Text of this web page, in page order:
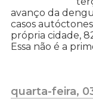
avanço da
casos
própria cidade,
Essa não é a
quarta-feira,